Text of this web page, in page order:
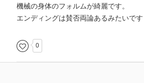
機械の身体のフォルムが綺麗です。
エンディングは賛否両論あるみたいです
0